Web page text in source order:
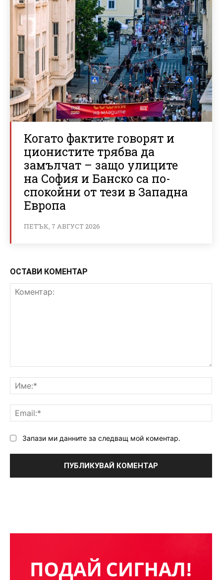
Когато фактите говорят и
ционистите трябва да
замълчат – защо улиците
на София и Банско са по-
спокойни от тези в Западна
Европа
ПЕТЪК, 7 АВГУСТ 2026
ОСТАВИ КОМЕНТАР
Запази ми данните за следващ мой коментар.